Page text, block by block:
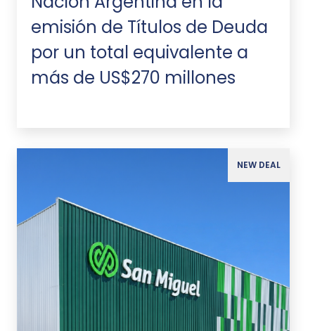
emisión de Títulos de Deuda
por un total equivalente a
más de US$270 millones
NEW DEAL